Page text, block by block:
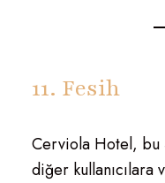
11. Fesih
Cerviola Hotel, bu
diğer kullanıcılara